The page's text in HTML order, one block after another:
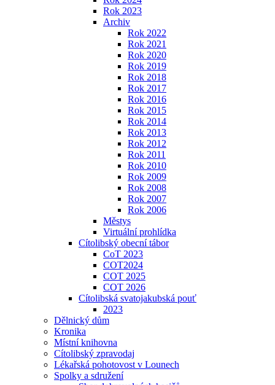
Rok 2023
Archiv
Rok 2022
Rok 2021
Rok 2020
Rok 2019
Rok 2018
Rok 2017
Rok 2016
Rok 2015
Rok 2014
Rok 2013
Rok 2012
Rok 2011
Rok 2010
Rok 2009
Rok 2008
Rok 2007
Rok 2006
Městys
Virtuální prohlídka
Cítolibský obecní tábor
CoT 2023
COT2024
COT 2025
COT 2026
Cítolibská svatojakubská pouť
2023
Dělnický dům
Kronika
Místní knihovna
Cítolibský zpravodaj
Lékařská pohotovost v Lounech
Spolky a sdružení